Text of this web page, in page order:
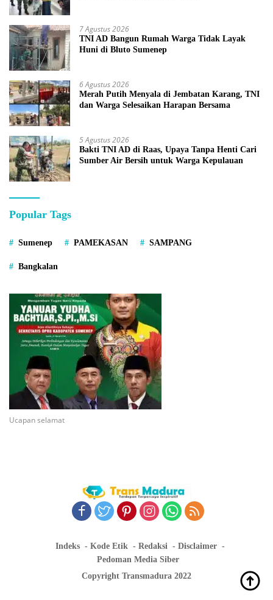
7 Agustus 2026
TNI AD Bangun Rumah Warga Tidak Layak
Huni di Bluto Sumenep
6 Agustus 2026
Merah Putih Menyala di Jembatan Karang, TNI
dan Warga Selesaikan Harapan Bersama
5 Agustus 2026
Bakti TNI AD di Raas, Upaya Tanpa Henti Cari
Sumber Air Bersih untuk Warga Kepulauan
Popular Tags
Sumenep PAMEKASAN SAMPANG
Bangkalan
Ucapan selamat
Indeks Kode Etik Redaksi
Disclaimer
Pedoman Media Siber
Copyright Transmadura 2022